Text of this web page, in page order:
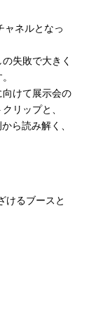
ャネルとなっ
失敗で大きく
けて展示会の
リップと、
ら読み解く、
けるブースと